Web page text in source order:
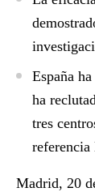
España
ha
tres
Madrid, 20